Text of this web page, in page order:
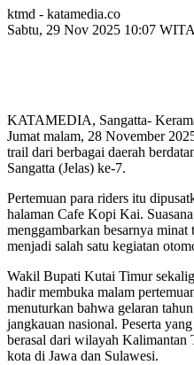
ktmd - katamedia.co
Sabtu, 29 Nov 2025 10:07 WITA
KATAMEDIA, Sangatta-
Jumat malam, 28 November
trail dari berbagai daerah
Sangatta (Jelas) ke-7.
Pertemuan para riders itu
halaman Cafe Kopi Kai.
menggambarkan besarnya
menjadi salah satu kegiatan
Wakil Bupati Kutai Timur
hadir membuka malam
menuturkan bahwa gelaran
jangkauan nasional. Peserta
berasal dari wilayah Kalimantan
kota di Jawa dan Sulawesi.